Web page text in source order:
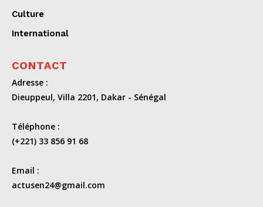
Culture
International
CONTACT
Adresse :
Dieuppeul, Villa 2201, Dakar - Sénégal
Téléphone :
(+221) 33 856 91 68
Email :
actusen24@gmail.com